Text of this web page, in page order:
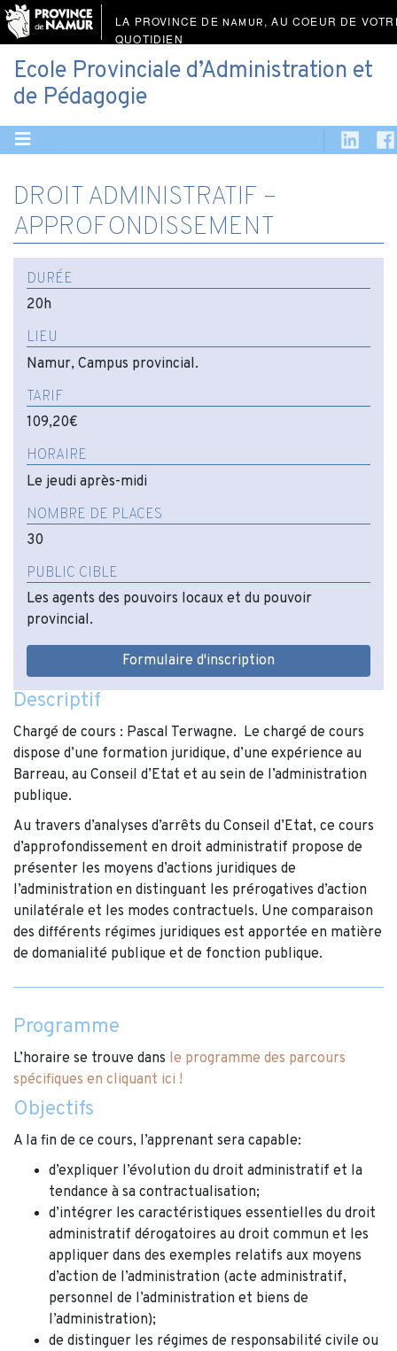
LA PROVINCE DE NAMUR, AU COEUR DE
QUOTIDIEN
Ecole Provinciale d’Administration et
de Pédagogie
DROIT ADMINISTRATIF –
APPROFONDISSEMENT
DURÉE
20h
LIEU
Namur, Campus provincial.
TARIF
109,20€
HORAIRE
Le jeudi après-midi
NOMBRE DE PLACES
30
PUBLIC CIBLE
Les agents des pouvoirs locaux et du pouvoir
provincial.
Formulaire d'inscription
Descriptif
Chargé de cours : Pascal Terwagne. Le chargé de cours
dispose d’une formation juridique, d’une expérience au
Barreau, au Conseil d’Etat et au sein de l’administration
publique.
Au travers d’analyses d’arrêts du Conseil d’Etat, ce cours
d’approfondissement en droit administratif propose de
présenter les moyens d’actions juridiques de
l’administration en distinguant les prérogatives d’action
unilatérale et les modes contractuels. Une comparaison
des différents régimes juridiques est apportée en matière
de domanialité publique et de fonction publique.
Programme
L’horaire se trouve dans le programme des parcours
spécifiques en cliquant ici !
Objectifs
A la fin de ce cours, l’apprenant sera capable:
d’expliquer l’évolution du droit administratif et la
tendance à sa contractualisation;
d’intégrer les caractéristiques essentielles du droit
administratif dérogatoires au droit commun et les
appliquer dans des exemples relatifs aux moyens
d’action de l’administration (acte administratif,
personnel de l’administration et biens de
l’administration);
de distinguer les régimes de responsabilité civile ou